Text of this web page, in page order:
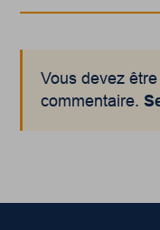
Vous devez
commentaire.